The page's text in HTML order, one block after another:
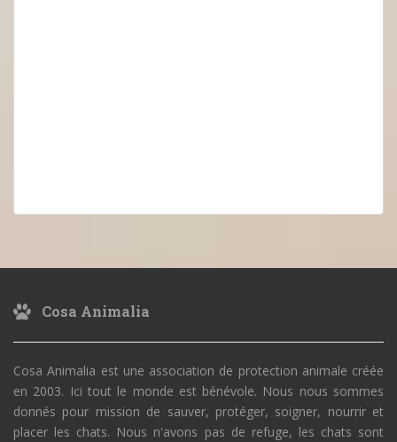
Cosa Animalia
Cosa Animalia est une association de protection animale créée
en 2003. Ici tout le monde est bénévole. Nous nous sommes
donnés pour mission de sauver, protéger, soigner, nourrir et
placer les chats. Nous n'avons pas de refuge, les chats sont